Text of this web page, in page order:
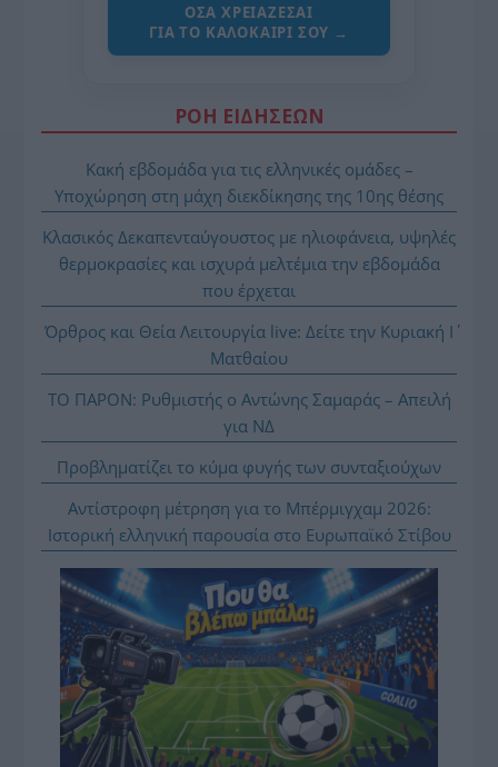
ΌΣΑ ΧΡΕΙΆΖΕΣΑΙ
ΓΙΑ ΤΟ ΚΑΛΟΚΑΊΡΙ ΣΟΥ →
ΡΟΗ ΕΙΔΗΣΕΩΝ
Κακή εβδομάδα για τις ελληνικές ομάδες –
Υποχώρηση στη μάχη διεκδίκησης της 10ης θέσης
Κλασικός Δεκαπενταύγουστος με ηλιοφάνεια, υψηλές
θερμοκρασίες και ισχυρά μελτέμια την εβδομάδα
που έρχεται
Όρθρος και Θεία Λειτουργία live: Δείτε την Κυριακή Ι΄
Ματθαίου
ΤΟ ΠΑΡΟΝ: Ρυθμιστής ο Αντώνης Σαμαράς – Απειλή
για ΝΔ
Προβληματίζει το κύμα φυγής των συνταξιούχων
Αντίστροφη μέτρηση για το Μπέρμιγχαμ 2026:
Ιστορική ελληνική παρουσία στο Ευρωπαϊκό Στίβου